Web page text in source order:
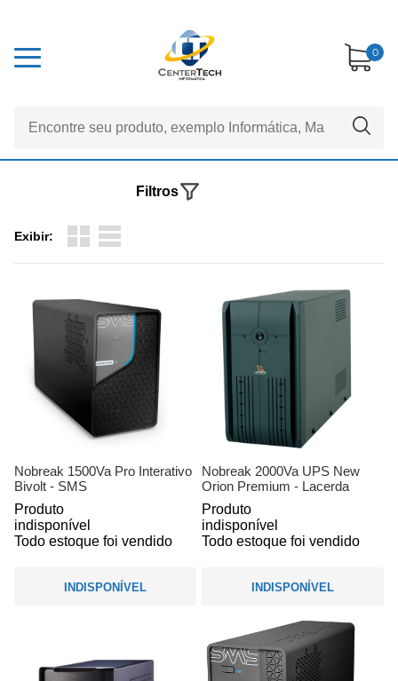
0
Exibir:
Filtros
Nobreak 1500Va Pro Interativo
Bivolt - SMS
Produto
indisponível
Todo estoque foi vendido
INDISPONÍVEL
Nobreak 2000Va UPS New
Orion Premium - Lacerda
Produto
indisponível
Todo estoque foi vendido
INDISPONÍVEL